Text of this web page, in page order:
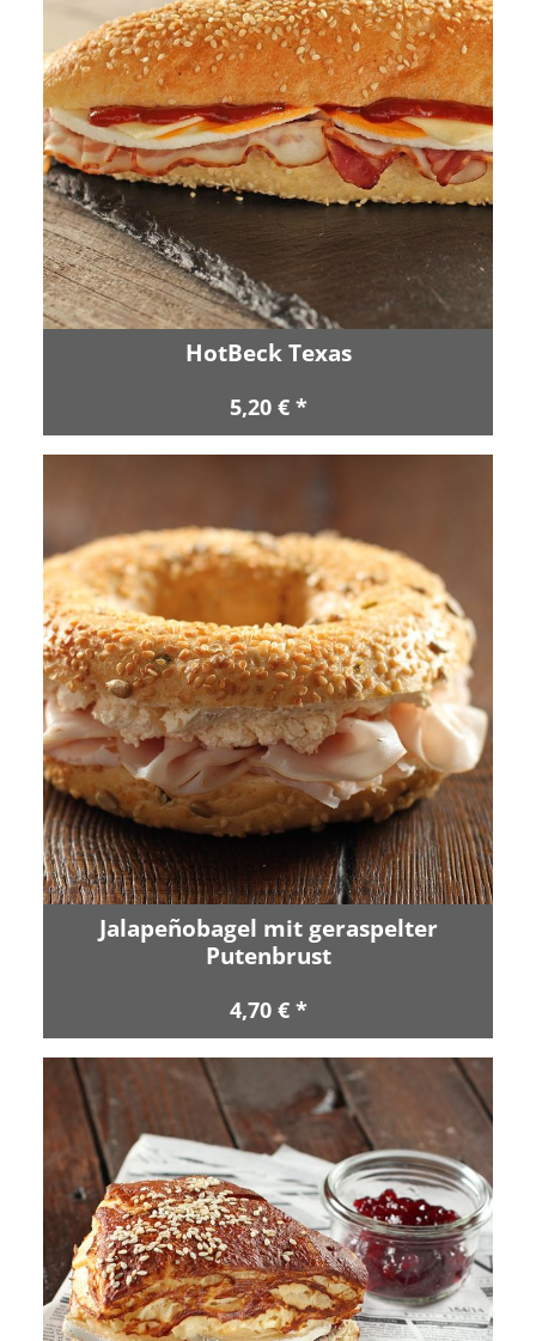
HotBeck Texas
5,20 € *
Jalapeñobagel mit geraspelter
Putenbrust
4,70 € *